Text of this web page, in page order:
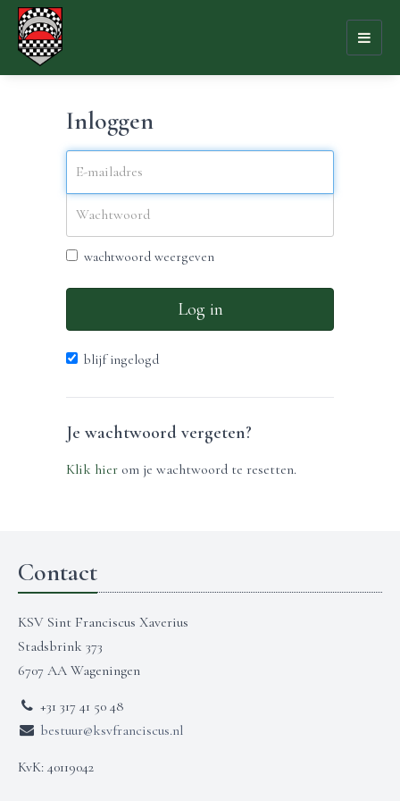
Inloggen
wachtwoord weergeven
Log in
blijf ingelogd
Je wachtwoord vergeten?
Klik hier om je wachtwoord te resetten.
Contact
KSV Sint Franciscus Xaverius
Stadsbrink 373
6707 AA Wageningen
+31 317 41 50 48
bestuur@ksvfranciscus.nl
KvK: 40119042